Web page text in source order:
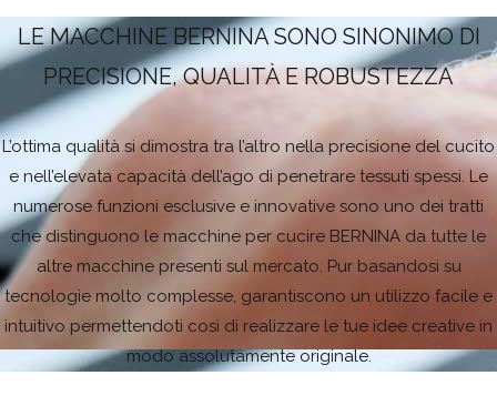
LE MACCHINE BERNINA SONO SINONIMO DI
PRECISIONE, QUALITÀ E ROBUSTEZZA
L’ottima qualità si dimostra tra l’altro nella precisione del cucito
e nell’elevata capacità dell’ago di penetrare tessuti spessi. Le
numerose funzioni esclusive e innovative sono uno dei tratti
che distinguono le macchine per cucire BERNINA da tutte le
altre macchine presenti sul mercato. Pur basandosi su
tecnologie molto complesse, garantiscono un utilizzo facile e
intuitivo permettendoti così di realizzare le tue idee creative in
modo assolutamente originale.